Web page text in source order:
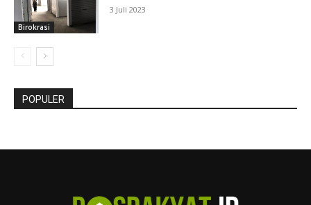
Birokrasi
3 Juli 2023
POPULER